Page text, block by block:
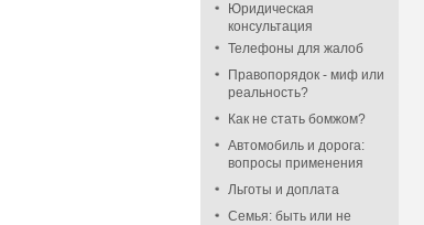
Юридическая
консультация
Телефоны для жалоб
Правопорядок - миф или
реальность?
Как не стать бомжом?
Автомобиль и дорога:
вопросы применения
Льготы и доплата
Семья: быть или не